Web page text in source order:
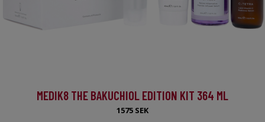
MEDIK8 THE BAKUCHIOL EDITION KIT 364 ML
1575 SEK